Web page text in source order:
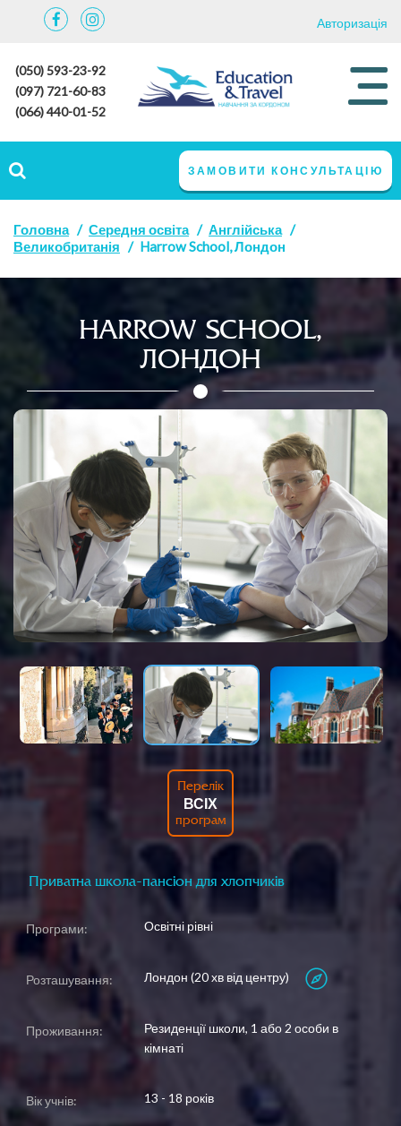
Авторизація
(050) 593-23-92
(097) 721-60-83
(066) 440-01-52
ЗАМОВИТИ КОНСУЛЬТАЦІЮ
Головна Середня освіта
Англійська
Великобританія
Harrow School, Лондон
HARROW SCHOOL,
ЛОНДОН
Перелік
ВСІХ
програм
Приватна школа-пансіон для хлопчиків
Програми: Освітні рівні
Розташування: Лондон (20 хв від центру)
Проживання:
Резиденції школи, 1 або 2 особи в
кімнаті
Вік учнів: 13 - 18 років